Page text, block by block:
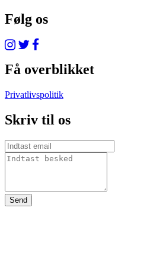
Følg os
Få overblikket
Privatlivspolitik
Skriv til os